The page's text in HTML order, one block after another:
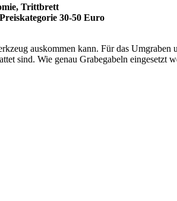
Trittbrett
30-50 Euro
auskommen kann. Für das Umgraben
sind. Wie genau Grabegabeln